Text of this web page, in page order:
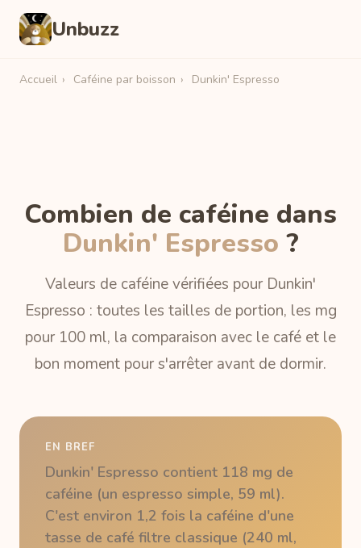
Unbuzz
Accueil › Caféine par boisson › Dunkin' Espresso
Combien de caféine dans
Dunkin' Espresso ?
Valeurs de caféine vérifiées pour Dunkin'
Espresso : toutes les tailles de portion, les mg
pour 100 ml, la comparaison avec le café et le
bon moment pour s'arrêter avant de dormir.
EN BREF
Dunkin' Espresso contient 118 mg de
caféine (un espresso simple, 59 ml).
C'est environ 1,2 fois la caféine d'une
tasse de café filtre classique (240 ml,